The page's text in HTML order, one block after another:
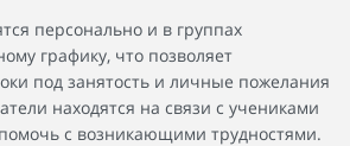
персонально и в группах
графику, что позволяет
под занятость и личные пожелания
находятся на связи с учениками
с возникающими трудностями.